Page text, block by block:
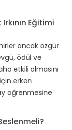
Eğitimi
ancak özgür
ödül ve
etkili olmasını
erken
öğrenmesine